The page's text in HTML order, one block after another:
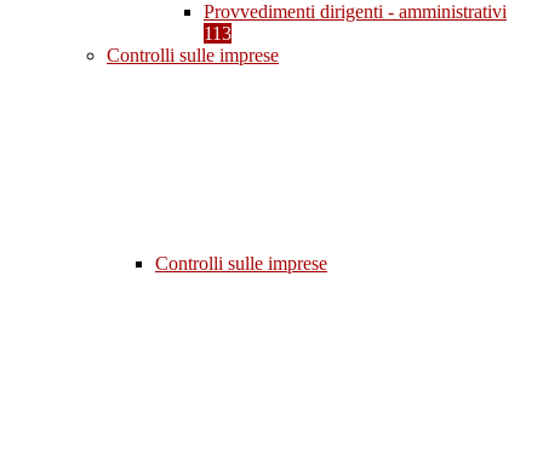
Provvedimenti dirigenti - amministrativi
113
Controlli sulle imprese
Controlli sulle imprese